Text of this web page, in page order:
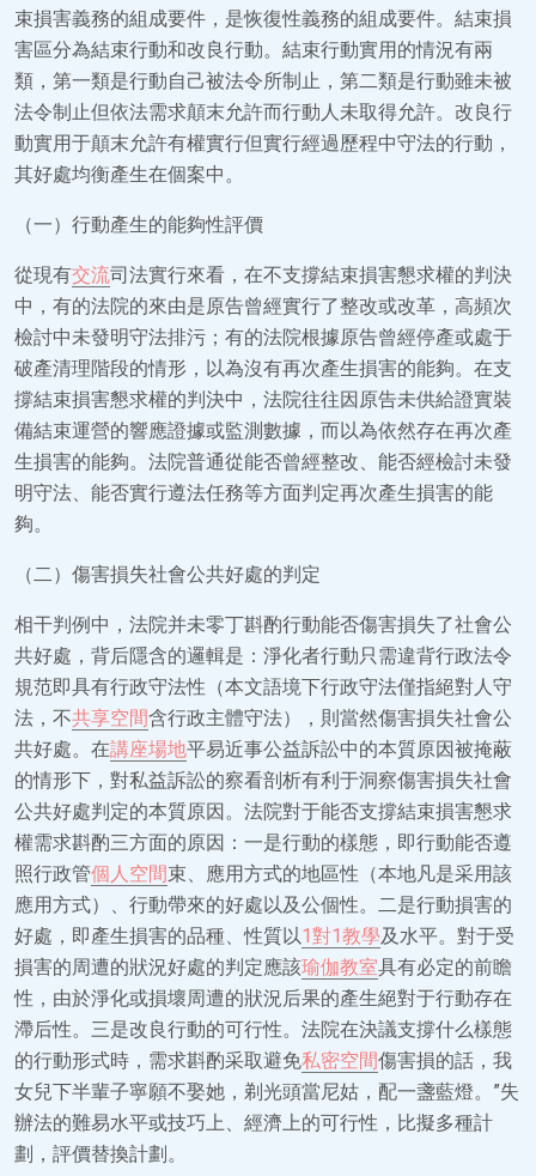
束損害義務的組成要件，是恢復性義務的組成要件。結束損
害區分為結束行動和改良行動。結束行動實用的情況有兩
類，第一類是行動自己被法令所制止，第二類是行動雖未被
法令制止但依法需求顛末允許而行動人未取得允許。改良行
動實用于顛末允許有權實行但實行經過歷程中守法的行動，
其好處均衡產生在個案中。
（一）行動產生的能夠性評價
從現有交流司法實行來看，在不支撐結束損害懇求權的判決
中，有的法院的來由是原告曾經實行了整改或改革，高頻次
檢討中未發明守法排污；有的法院根據原告曾經停產或處于
破產清理階段的情形，以為沒有再次產生損害的能夠。在支
撐結束損害懇求權的判決中，法院往往因原告未供給證實裝
備結束運營的響應證據或監測數據，而以為依然存在再次產
生損害的能夠。法院普通從能否曾經整改、能否經檢討未發
明守法、能否實行遵法任務等方面判定再次產生損害的能
夠。
（二）傷害損失社會公共好處的判定
相干判例中，法院并未零丁斟酌行動能否傷害損失了社會公
共好處，背后隱含的邏輯是：淨化者行動只需違背行政法令
規范即具有行政守法性（本文語境下行政守法僅指絕對人守
法，不共享空間含行政主體守法），則當然傷害損失社會公
共好處。在講座場地平易近事公益訴訟中的本質原因被掩蔽
的情形下，對私益訴訟的察看剖析有利于洞察傷害損失社會
公共好處判定的本質原因。法院對于能否支撐結束損害懇求
權需求斟酌三方面的原因：一是行動的樣態，即行動能否遵
照行政管個人空間束、應用方式的地區性（本地凡是采用該
應用方式）、行動帶來的好處以及公個性。二是行動損害的
好處，即產生損害的品種、性質以1對1教學及水平。對于受
損害的周遭的狀況好處的判定應該瑜伽教室具有必定的前瞻
性，由於淨化或損壞周遭的狀況后果的產生絕對于行動存在
滯后性。三是改良行動的可行性。法院在決議支撐什么樣態
的行動形式時，需求斟酌采取避免私密空間傷害損的話，我
女兒下半輩子寧願不娶她，剃光頭當尼姑，配一盞藍燈。”失
辦法的難易水平或技巧上、經濟上的可行性，比擬多種計
劃，評價替換計劃。